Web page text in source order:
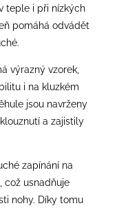
teple i při nízkých
pomáhá odvádět
výrazný vzorek,
i na kluzkém
jsou navrženy
a zajistily
zapínání na
což usnadňuje
nohy. Díky tomu